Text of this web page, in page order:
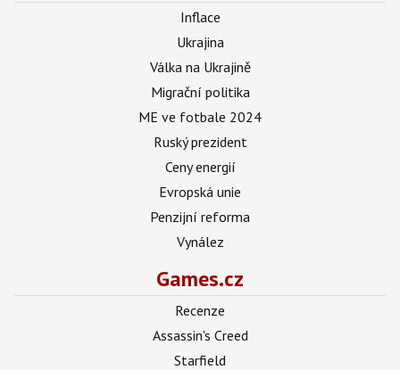
Inflace
Ukrajina
Válka na Ukrajině
Migrační politika
ME ve fotbale 2024
Ruský prezident
Ceny energií
Evropská unie
Penzijní reforma
Vynález
Games.cz
Recenze
Assassin's Creed
Starfield